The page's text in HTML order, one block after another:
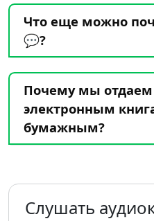
Что еще можно
💬?
Почему мы отдаем
электронным
бумажным?
Слушать